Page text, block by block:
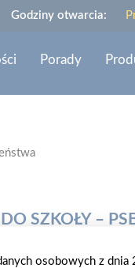
Godziny otwarcia:
Porady
SZKOŁY –
osobowych z dnia